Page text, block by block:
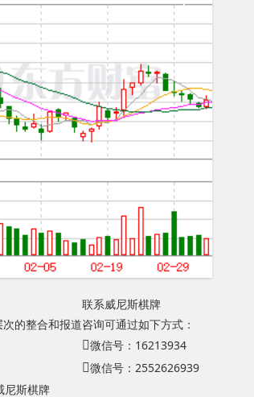
的整合和报道
联系威尼斯棋牌
咨询可通过如下方式：
微信号：16213934
微信号：2552626939
尼斯棋牌